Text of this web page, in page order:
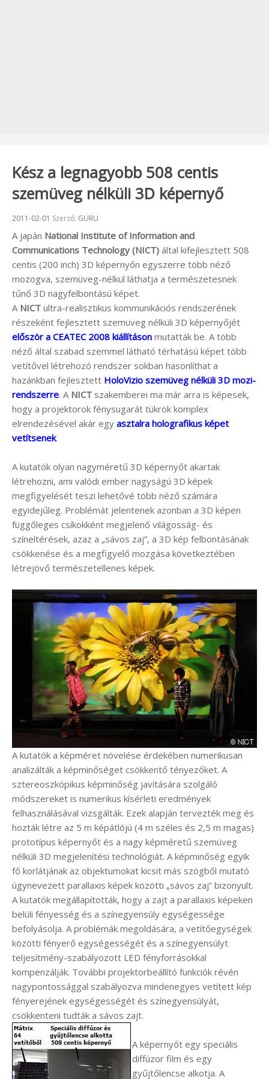
Kész a legnagyobb 508 centis
szemüveg nélküli 3D képernyő
Beküldve:
2011-02-01 Szerző: GURU
A japán National Institute of Information and
Communications Technology (NICT) által kifejlesztett 508
centis (200 inch) 3D képernyőn egyszerre több néző
mozogva, szemüveg-nélkül láthatja a természetesnek
tűnő 3D nagyfelbontású képet.
A NICT ultra-realisztikus kommunikációs rendszerének
részeként fejlesztett szemüveg nélküli 3D képernyőjét
először a CEATEC 2008 kiállításon mutatták be. A több
néző által szabad szemmel látható térhatású képet több
vetítővel létrehozó rendszer sokban hasonlíthat a
hazánkban fejlesztett HoloVizio szemüveg nélküli 3D mozi-
rendszerre. A NICT szakemberei ma már arra is képesek,
hogy a projektorok fénysugarát tükrök komplex
elrendezésével akár egy asztalra holografikus képet
vetítsenek.
A kutatók olyan nagyméretű 3D képernyőt akartak
létrehozni, ami valódi ember nagyságú 3D képek
megfigyelését teszi lehetővé több néző számára
egyidejűleg. Problémát jelentenek azonban a 3D képen
függőleges csíkokként megjelenő világosság- és
színeltérések, azaz a „sávos zaj”, a 3D kép felbontásának
csökkenése és a megfigyelő mozgása következtében
létrejövő természetellenes képek.
A kutatók a képméret növelése érdekében numerikusan
analizálták a képminőséget csökkentő tényezőket. A
sztereoszkópikus képminőség javítására szolgáló
módszereket is numerikus kísérleti eredmények
felhasználásával vizsgálták. Ezek alapján tervezték meg és
hozták létre az 5 m képátlójú (4 m széles és 2,5 m magas)
prototípus képernyőt és a nagy képméretű szemüveg
nélküli 3D megjelenítési technológiát. A képminőség egyik
fő korlátjának az objektumokat kicsit más szögből mutató
úgynevezett parallaxis képek közötti „sávos zaj” bizonyult.
A kutatók megállapították, hogy a zajt a parallaxis képeken
belüli fényesség és a színegyensúly egységessége
befolyásolja. A problémák megoldására, a vetítőegységek
közötti fényerő egységességét és a színegyensúlyt
teljesítmény-szabályozott LED fényforrásokkal
kompenzálják. További projektorbeállító funkciók révén
nagypontossággal szabályozva mindenegyes vetített kép
fényerejének egységességét és színegyensúlyát,
csökkenteni tudták a sávos zajt.
A képernyőt egy speciális
diffúzor film és egy
gyűjtőlencse alkotja. A